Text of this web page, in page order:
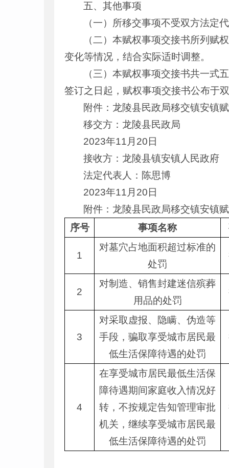
五、其他事项
（一）所移交事项不受双方法定
（二）本赋权事项交接书所列赋
变化等情况，结合实际适时调整。
（三）本赋权事项交接书共一式
签订之日起，赋权事项交接书公布于
附件：龙陵县民政局移交镇安镇
移交方：龙陵县民政局
2023年11月20日
接收方： 龙陵县镇安镇人民政府
法定代表人：陈思博
2023年11月20日
附件：龙陵县民政局移交镇安镇
序号
事项名称
1
对墓穴占地面积超过标准的
处罚
2
对制造、销售封建迷信殡葬
用品的处罚
3
对采取虚报、隐瞒、伪造等
手段，骗取享受城市居民最
低生活保障待遇的处罚
4
在享受城市居民最低生活保
障待遇期间家庭收入情况好
转，不按规定告知管理审批
机关，继续享受城市居民最
低生活保障待遇的处罚